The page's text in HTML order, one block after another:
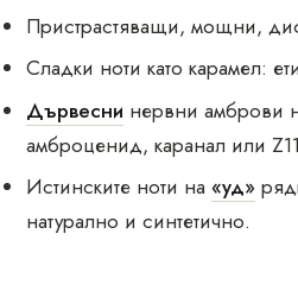
Пристрастяващи, мощни,
Сладки ноти като карамел:
Дървесни нервни амброви
амброценид, каранал или
Истинските ноти на«уд»
натурално и синтетично.